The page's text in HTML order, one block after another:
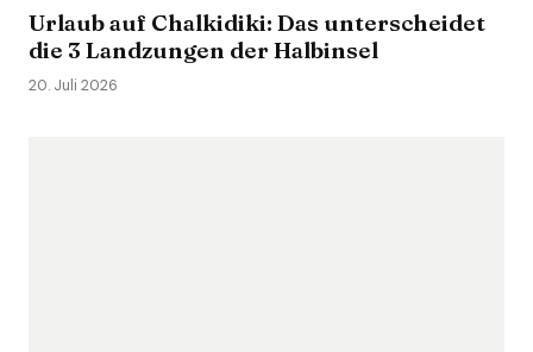
Urlaub auf Chalkidiki: Das unterscheidet
die 3 Landzungen der Halbinsel
20. Juli 2026